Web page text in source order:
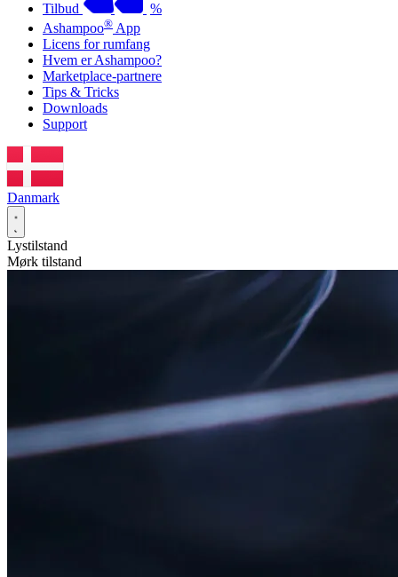
Tilbud
%
Ashampoo® App
Licens for rumfang
Hvem er Ashampoo?
Marketplace-partnere
Tips & Tricks
Downloads
Support
Danmark
Lystilstand
Mørk tilstand